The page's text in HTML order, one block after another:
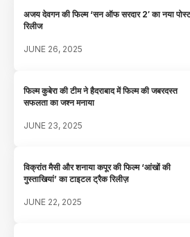
अजय देवगन की फिल्म ‘सन ऑफ सरदार 2′ का नया
रिलीज
JUNE 26, 2025
फिल्म कुबेरा की टीम ने हैदराबाद में फिल्म की जबरदस्त
सफलता का जश्न मनाया
JUNE 23, 2025
विक्रांत मैसी और शनाया कपूर की फिल्म ‘आंखों की
गुस्ताखियां’ का टाइटल ट्रैक रिलीज़
JUNE 22, 2025